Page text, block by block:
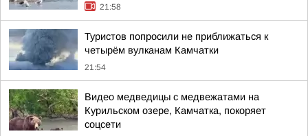
21:58
Туристов попросили не приближаться к
четырём вулканам Камчатки
21:54
Видео медведицы с медвежатами на
Курильском озере, Камчатка, покоряет
соцсети